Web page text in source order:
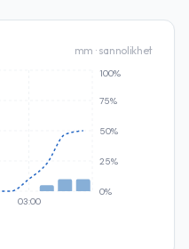
mm · sannolikhet
03:00
0%
25%
50%
75%
100%